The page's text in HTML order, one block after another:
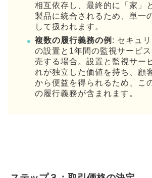
相互依存し、最終的に「家」
製品に統合されるため、単一
して扱われます。
複数の履行義務の例 : セキュ
の設置と1年間の監視サービ
売する場合。設置と監視サー
れが独立した価値を持ち、顧
から便益を得られるため、こ
の履行義務が含まれます。